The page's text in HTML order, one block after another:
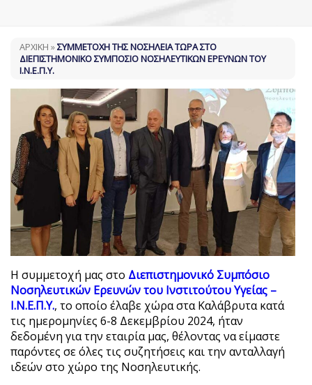
ΑΡΧΙΚΗ »ΣΥΜΜΕΤΟΧΉ ΤΗΣ ΝΟΣΗΛΕΊΑ ΤΏΡΑ ΣΤΟ
ΔΙΕΠΙΣΤΗΜΟΝΙΚΌ ΣΥΜΠΌΣΙΟ ΝΟΣΗΛΕΥΤΙΚΏΝ ΕΡΕΥΝΏΝ ΤΟΥ
I.N.E.Π.Y.
Η συμμετοχή μας στο Διεπιστημονικό Συμπόσιο
Νοσηλευτικών Ερευνών του Ινστιτούτου Υγείας –
I.N.E.Π.Y., το οποίο έλαβε χώρα στα Καλάβρυτα κατά
τις ημερομηνίες 6-8 Δεκεμβρίου 2024, ήταν
δεδομένη για την εταιρία μας, θέλοντας να είμαστε
παρόντες σε όλες τις συζητήσεις και την ανταλλαγή
ιδεών στο χώρο της Νοσηλευτικής.